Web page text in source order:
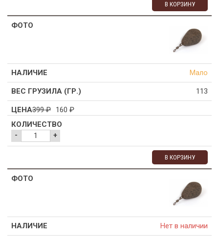
В КОРЗИНУ
Мало
113
399₽ 160 ₽
- +
В КОРЗИНУ
Нет в наличии